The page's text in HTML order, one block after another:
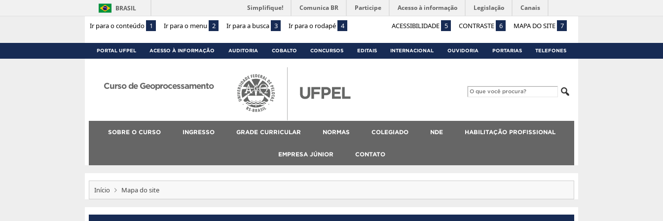
Ir para o conteúdo 1 Ir para o menu 2 Ir para a busca 3 Ir para o rodapé 4 ACESSIBILIDADE 5 CONTRASTE 6 MAPA DO SITE 7
BRASIL Simplifique! Comunica BR Participe Acesso à informação Legislação Canais
PORTAL UFPEL ACESSO À INFORMAÇÃO AUDITORIA COBALTO CONCURSOS EDITAIS INTERNACIONAL OUVIDORIA PORTARIAS TELEFONES
Curso de Geoprocessamento
SOBRE O CURSO INGRESSO GRADE CURRICULAR NORMAS COLEGIADO NDE HABILITAÇÃO PROFISSIONAL
EMPRESA JÚNIOR CONTATO
Início Mapa do site